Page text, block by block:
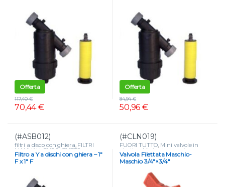
Offerta
70,44€
117,40€
Offerta
50,96€
84,94€
(#ASB012)
filtri a disco con ghiera, FILTRI
MANUALI FUORI TUTTO
Filtro a Y a dischi con ghiera – 1″
F x 1″ F
(#CLN019)
FUORI TUTTO, Mini valvole in
plastica ,Mini valvole portagomma
e tape,VALVOLE
Valvola Filettata Maschio-
Maschio 3/4″×3/4″